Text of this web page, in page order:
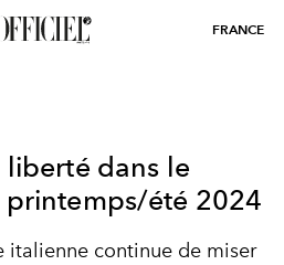
FRANCE
dans le
été 2024
italienne continue de miser